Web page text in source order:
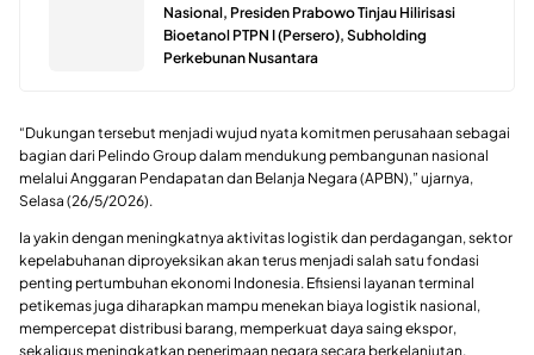
Nasional, Presiden Prabowo Tinjau Hilirisasi
Bioetanol PTPN I (Persero), Subholding
Perkebunan Nusantara
“Dukungan tersebut menjadi wujud nyata komitmen perusahaan sebagai
bagian dari Pelindo Group dalam mendukung pembangunan nasional
melalui Anggaran Pendapatan dan Belanja Negara (APBN),” ujarnya,
Selasa (26/5/2026).
Ia yakin dengan meningkatnya aktivitas logistik dan perdagangan, sektor
kepelabuhanan diproyeksikan akan terus menjadi salah satu fondasi
penting pertumbuhan ekonomi Indonesia. Efisiensi layanan terminal
petikemas juga diharapkan mampu menekan biaya logistik nasional,
mempercepat distribusi barang, memperkuat daya saing ekspor,
sekaligus meningkatkan penerimaan negara secara berkelanjutan.